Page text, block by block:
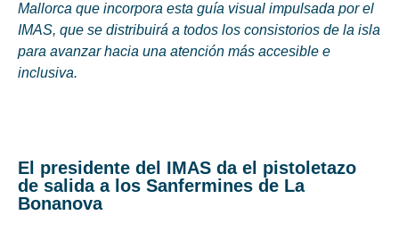
Mallorca que incorpora esta guía visual impulsada por el
IMAS, que se distribuirá a todos los consistorios de la isla
para avanzar hacia una atención más accesible e
inclusiva.
El presidente del IMAS da el pistoletazo
de salida a los Sanfermines de La
Bonanova